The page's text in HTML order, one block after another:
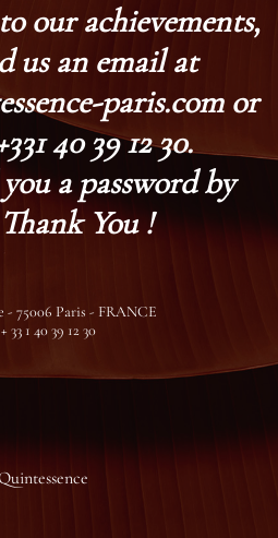
our achievements,
us an email at
paris.com or
40 39 12 30.
a password by
You !
- 75006 Paris - FRANCE
33 1 40 39 12 30